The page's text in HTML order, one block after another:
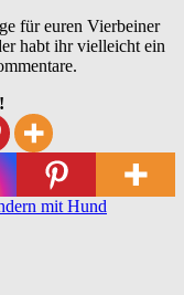
für euren Vierbeiner
habt ihr vielleicht ein
mit Hund